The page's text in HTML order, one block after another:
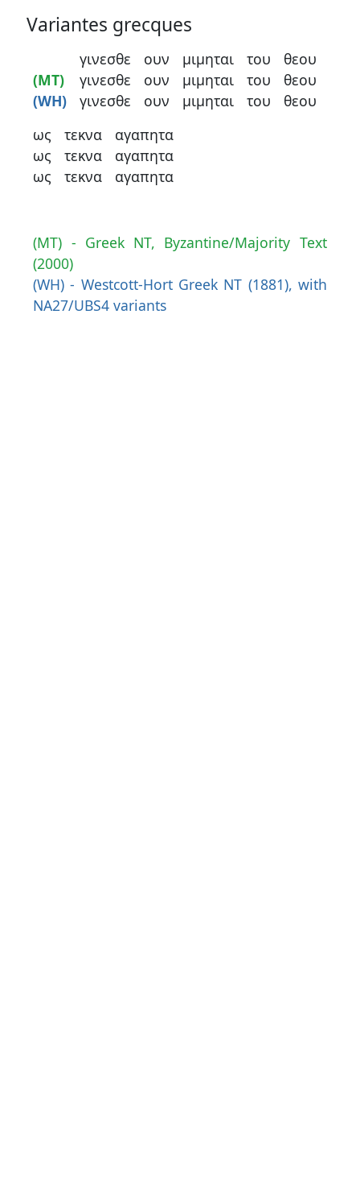
Variantes grecques
(MT)
(WH)
γινεσθε
γινεσθε
γινεσθε
ουν
ουν
ουν
μιμηται
μιμηται
μιμηται
του
του
του
θεου
θεου
θεου
ως
ως
ως
τεκνα
τεκνα
τεκνα
αγαπητα
αγαπητα
αγαπητα
(MT) - Greek NT, Byzantine/Majority Text
(2000)
(WH) - Westcott-Hort Greek NT (1881), with
NA27/UBS4 variants
Nous
contacter
Signaler
une
erreur
Participer
aux
coûts